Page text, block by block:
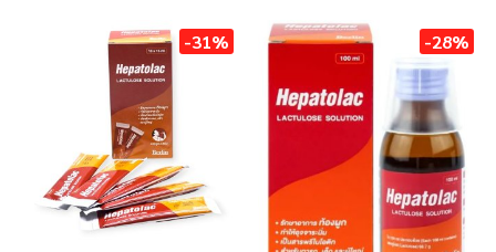
-31% -28%